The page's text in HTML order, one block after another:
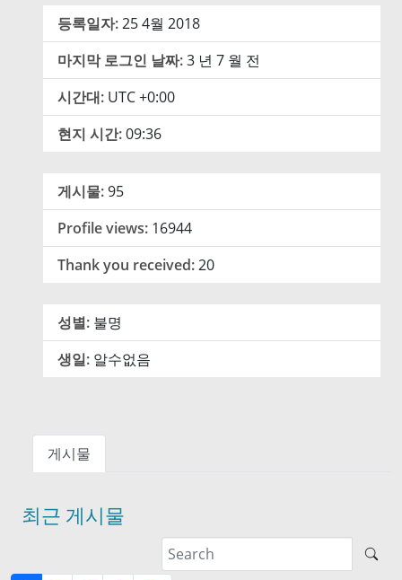
등록일자:25 4월 2018
마지막 로그인 날짜:3 년 7 월 전
시간대: UTC +0:00
현지 시간:09:36
게시물:95
Profile views: 16944
Thank you received:20
성별: 불명
생일: 알수없음
게시물
최근 게시물